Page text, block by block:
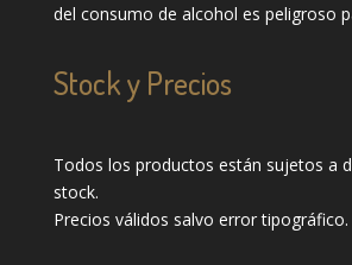
del consumo de alcohol es peligroso
Stock y Precios
Todos los productos están sujetos a
stock.
Precios válidos salvo error tipográfico.